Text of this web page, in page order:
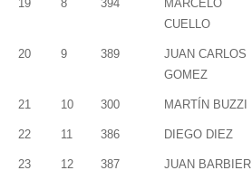
19 8 394
MARCELO
CUELLO
20 9 389
JUAN CARLOS
GOMEZ
21 10 300 MARTÍN BUZZI
22 11 386 DIEGO DIEZ
23 12 387 JUAN BARBIERI